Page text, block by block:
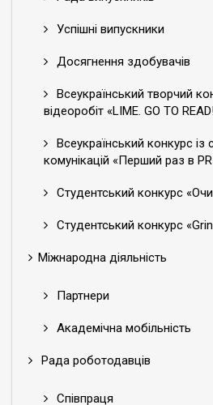
Успішні випускники
Досягнення здобувачів
Всеукраїнський творчий
відеоробіт «LIME. GO TO
Всеукраїнський конкурс із
комунікацій «Перший раз в
Студентський конкурс
Студентський конкурс
Міжнародна діяльність
Партнери
Академічна мобільність
Рада роботодавців
Співпраця